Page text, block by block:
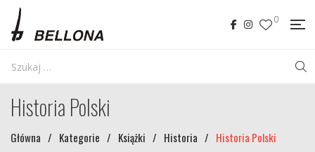
0
Historia Polski
Główna / Kategorie / Książki / Historia / Historia Polski